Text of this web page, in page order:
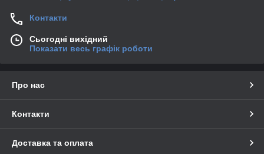
Контакти
Сьогодні вихідний
Показати весь графік роботи
Про нас
Контакти
Доставка та оплата